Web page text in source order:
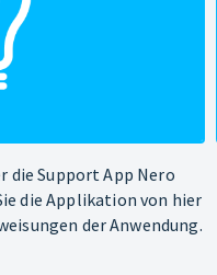
die Support App Nero
die Applikation von hier
der Anwendung.